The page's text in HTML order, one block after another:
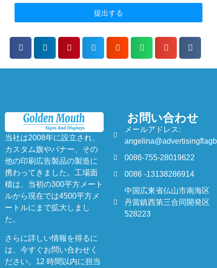
提出する
当社は2008年に設立され、
カスタム旗やバナー、その
他の印刷広告製品の製造に
携わってきました。工場面
積は、当初の300平方メート
ルから現在では4500平方メ
ートルにまで拡大しまし
た。
さらに詳しい情報を得るに
は、今すぐお問い合わせく
ださい。12 時間以内に担当
お問い合わせ
メールアドレス:
0086-755-28019622
0086 -13138286914
中国広東省仏山市南海区
丹當鎮西第三合同開発区
528223